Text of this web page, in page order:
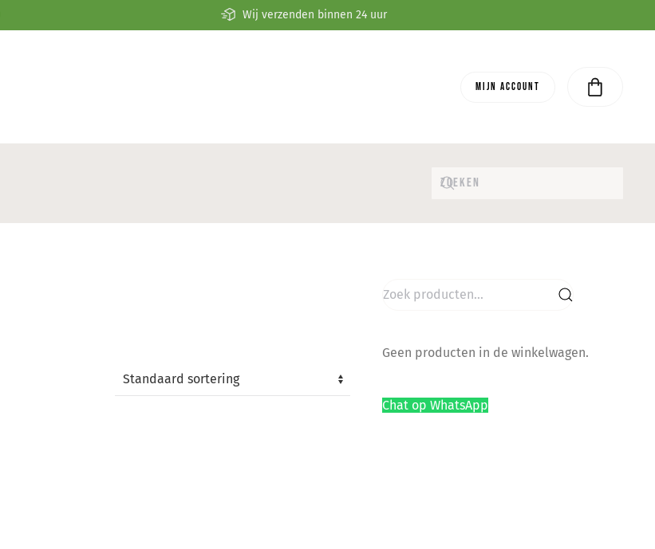
Wij verzenden binnen 24 uur
Mijn account
Zoeken
Geen producten in de winkelwagen.
Chat op WhatsApp